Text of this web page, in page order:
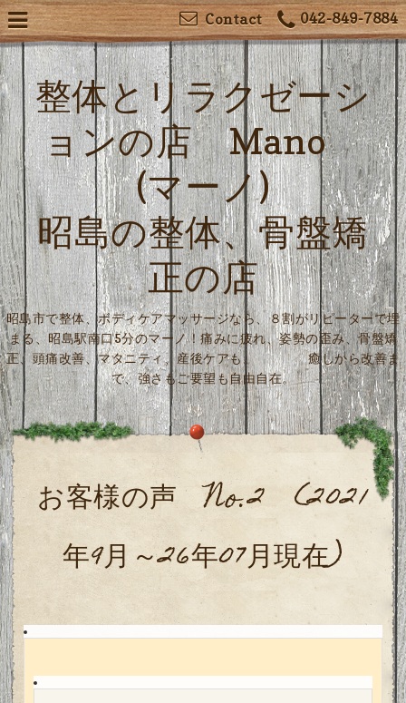
042-849-7884
Contact
整体とリラクゼーシ
ョンの店 Mano
(マーノ)
昭島の整体、骨盤矯
正の店
昭島市で整体、ボディケアマッサージなら、８割がリピーターで埋
まる、昭島駅南口5分のマーノ！痛みに疲れ、姿勢の歪み、骨盤矯
正、頭痛改善、マタニティ、産後ケアも。 癒しから改善ま
で、強さもご要望も自由自在。
お客様の声 No.2 (2021
年9月～26年07月現在)